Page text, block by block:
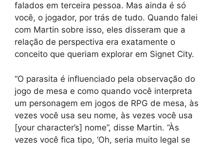
falados em terceira pessoa. Mas ainda é só
você, o jogador, por trás de tudo. Quando falei
com Martin sobre isso, eles disseram que a
relação de perspectiva era exatamente o
conceito que queriam explorar em Signet City.
“O parasita é influenciado pela observação do
jogo de mesa e como quando você interpreta
um personagem em jogos de RPG de mesa, às
vezes você usa seu nome, às vezes você usa
[your character’s] nome”, disse Martin. “Às
vezes você fica tipo, ‘Oh, seria muito legal se